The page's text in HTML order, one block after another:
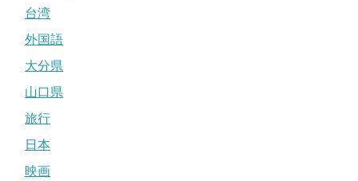
台湾
外国語
大分県
山口県
旅行
日本
映画